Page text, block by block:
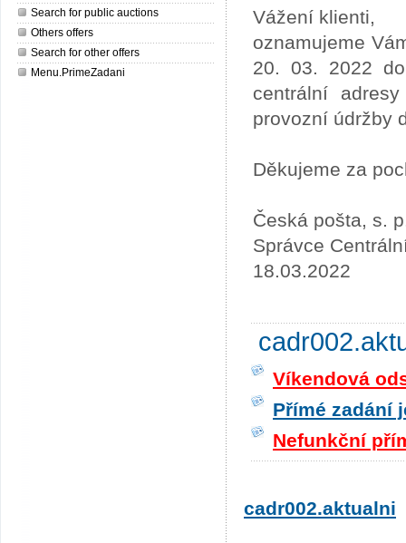
Search for public auctions
Others offers
Search for other offers
Menu.PrimeZadani
Vážení klienti,
oznamujeme
20. 03. 2022
centrální
provozní údržby
Děkujeme za
Česká pošta, s.
Správce
18.03.2022
Víkendová
Přímé zadání
Nefunkční
cadr002.aktualni